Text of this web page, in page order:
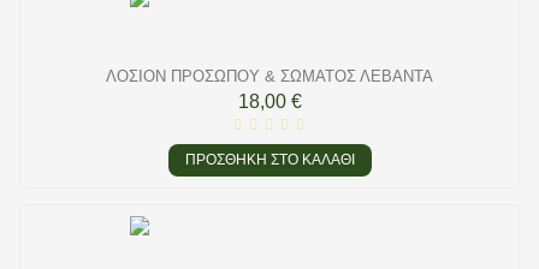
ΛΟΣΙΌΝ ΠΡΟΣΏΠΟΥ & ΣΏΜΑΤΟΣ ΛΕΒΆΝΤΑ
18,00 €
ΠΡΟΣΘΉΚΗ ΣΤΟ ΚΑΛΆΘΙ